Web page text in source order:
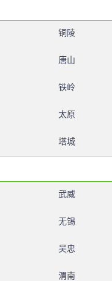
铜陵
唐山
铁岭
太原
塔城
武威
无锡
吴忠
渭南